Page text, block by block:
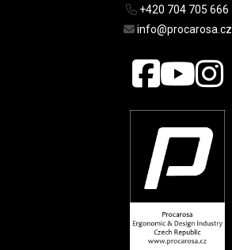
+420 704 705 666
info@procarosa.cz